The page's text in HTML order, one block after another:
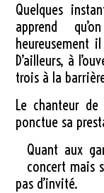
Quelques
apprend
heureusement
D’ailleurs, à
trois à la
Le chanteur
ponctue sa
Quant aux
concert mais
pas d’invité.